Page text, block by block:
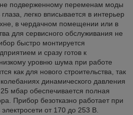
подверженному переменам моды
легко вписывается в интерьер
в чердачном помещении или в
для сервисного обслуживания не
быстро монтируется
и сразу готов к
уровню шума при работе
как для нового строительства, так
динамического давления
мбар обеспечивается полная
Прибор безотказно работает при
от 170 до 253 В.